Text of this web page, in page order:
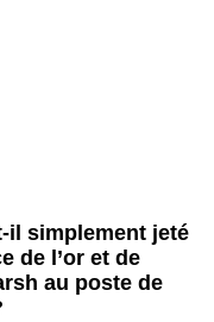
il simplement jeté
de l’or et de
au poste de